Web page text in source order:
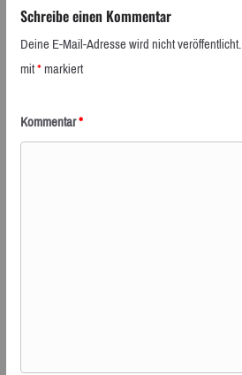
Schreibe einen Kommentar
Deine E-Mail-Adresse wird nicht veröffentlicht.
mit*markiert
Kommentar*